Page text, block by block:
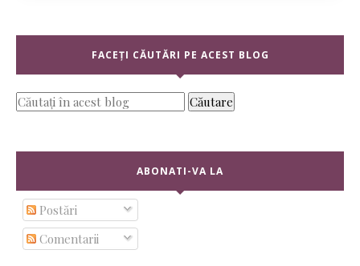
FACEȚI CĂUTĂRI PE ACEST BLOG
ABONATI-VA LA
Postări
Comentarii